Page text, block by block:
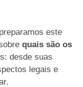
este
quais são os
desde suas
legais e